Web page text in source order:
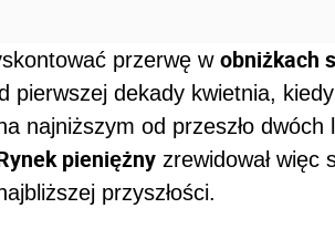
przerwę w obniżkach
pierwszej dekady kwietnia, kiedy
najniższym od przeszło dwóch
pieniężny zrewidował więc
przyszłości.